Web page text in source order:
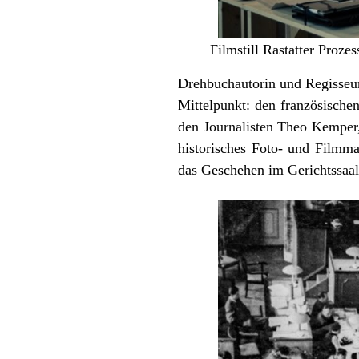
Filmstill Rastatter
Drehbuchautorin und
Mittelpunkt: den
den Journalisten Theo
historisches Foto- und
das Geschehen im